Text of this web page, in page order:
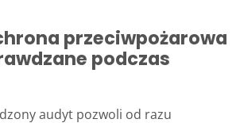
przeciwpożarowa
podczas
audyt pozwoli od razu